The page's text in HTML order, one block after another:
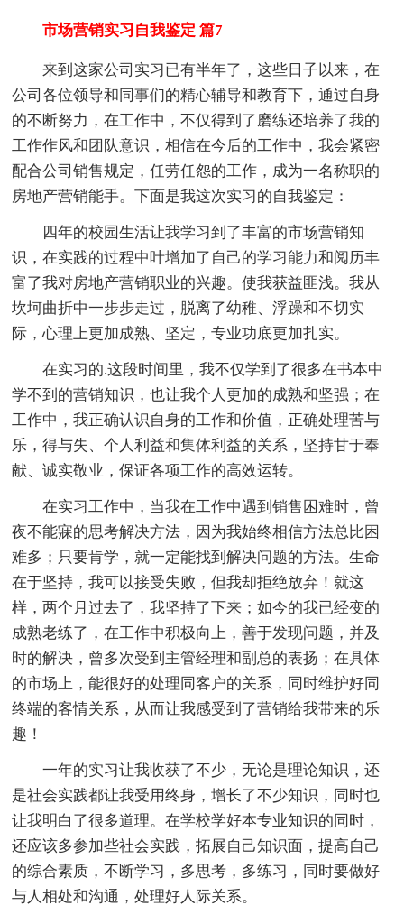
市场营销实习自我鉴定 篇7
来到这家公司实习已有半年了，这些日子以来，在
公司各位领导和同事们的精心辅导和教育下，通过自身
的不断努力，在工作中，不仅得到了磨练还培养了我的
工作作风和团队意识，相信在今后的工作中，我会紧密
配合公司销售规定，任劳任怨的工作，成为一名称职的
房地产营销能手。下面是我这次实习的自我鉴定：
四年的校园生活让我学习到了丰富的市场营销知
识，在实践的过程中叶增加了自己的学习能力和阅历丰
富了我对房地产营销职业的兴趣。使我获益匪浅。我从
坎坷曲折中一步步走过，脱离了幼稚、浮躁和不切实
际，心理上更加成熟、坚定，专业功底更加扎实。
在实习的.这段时间里，我不仅学到了很多在书本中
学不到的营销知识，也让我个人更加的成熟和坚强；在
工作中，我正确认识自身的工作和价值，正确处理苦与
乐，得与失、个人利益和集体利益的关系，坚持甘于奉
献、诚实敬业，保证各项工作的高效运转。
在实习工作中，当我在工作中遇到销售困难时，曾
夜不能寐的思考解决方法，因为我始终相信方法总比困
难多；只要肯学，就一定能找到解决问题的方法。生命
在于坚持，我可以接受失败，但我却拒绝放弃！就这
样，两个月过去了，我坚持了下来；如今的我已经变的
成熟老练了，在工作中积极向上，善于发现问题，并及
时的解决，曾多次受到主管经理和副总的表扬；在具体
的市场上，能很好的处理同客户的关系，同时维护好同
终端的客情关系，从而让我感受到了营销给我带来的乐
趣！
一年的实习让我收获了不少，无论是理论知识，还
是社会实践都让我受用终身，增长了不少知识，同时也
让我明白了很多道理。在学校学好本专业知识的同时，
还应该多参加些社会实践，拓展自己知识面，提高自己
的综合素质，不断学习，多思考，多练习，同时要做好
与人相处和沟通，处理好人际关系。